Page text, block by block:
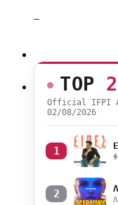
–
TOP
Official IFPI
02/08/2026
1
2